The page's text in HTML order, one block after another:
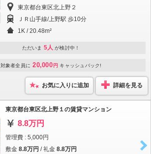
東京都台東区北上野２
ＪＲ山手線/上野駅 歩10分
1K / 20.48m²
ただいま 5人 が検討中！
対象者全員に 20,000 円 キャッシュバック!
お気に入りに追加 詳細を見る
東京都台東区北上野１の賃貸マンション
8.8万円
管理費 : 5,000円
敷金 8.8万円 / 礼金 8.8万円